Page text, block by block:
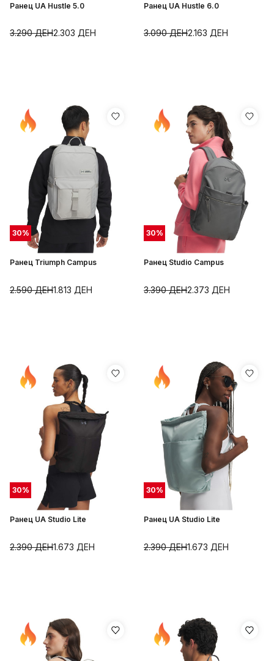
Ранец UA Hustle 5.0
2.303 ДЕН
3.290ДЕН
Ранец UA Hustle 6.0
2.163 ДЕН
3.090ДЕН
30%
Ранец Triumph Campus
1.813 ДЕН
2.590ДЕН
30%
Ранец Studio Campus
2.373 ДЕН
3.390ДЕН
30%
Ранец UA Studio Lite
1.673 ДЕН
2.390ДЕН
30%
Ранец UA Studio Lite
1.673 ДЕН
2.390ДЕН